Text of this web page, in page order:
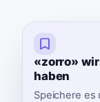
«zorro»
haben
Speichere